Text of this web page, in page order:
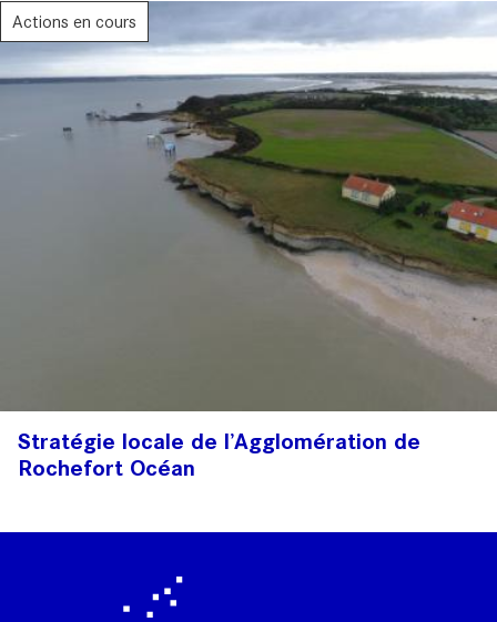
Actions en cours
Stratégie locale de l’Agglomération de
Rochefort Océan